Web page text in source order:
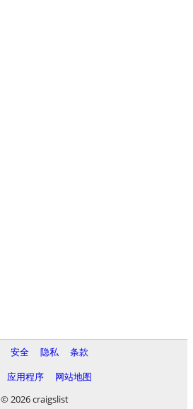
安全 隐私
条款
应用程序
网站地图
© 2026 craigslist